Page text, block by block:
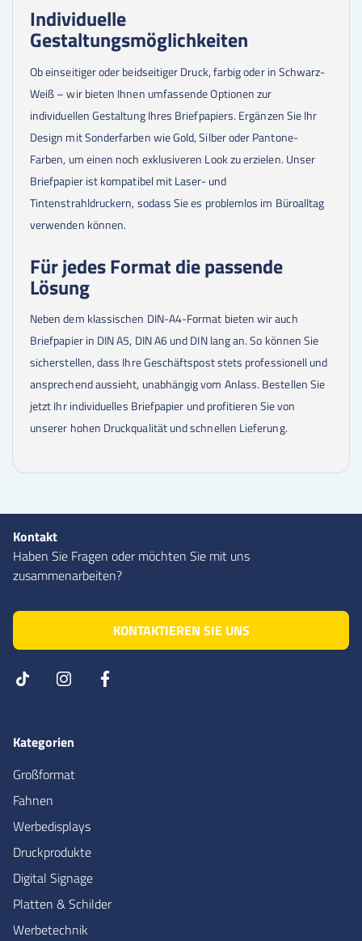
500000
Individuelle
Gestaltungsmöglichkeiten
Ob einseitiger oder beidseitiger Druck, farbig oder in Schwarz-
Weiß – wir bieten Ihnen umfassende Optionen zur
individuellen Gestaltung Ihres Briefpapiers. Ergänzen Sie Ihr
Design mit Sonderfarben wie Gold, Silber oder Pantone-
Farben, um einen noch exklusiveren Look zu erzielen. Unser
Briefpapier ist kompatibel mit Laser- und
Tintenstrahldruckern, sodass Sie es problemlos im Büroalltag
verwenden können.
Für jedes Format die passende
Lösung
Neben dem klassischen DIN-A4-Format bieten wir auch
Briefpapier in DIN A5, DIN A6 und DIN lang an. So können Sie
sicherstellen, dass Ihre Geschäftspost stets professionell und
ansprechend aussieht, unabhängig vom Anlass. Bestellen Sie
jetzt Ihr individuelles Briefpapier und profitieren Sie von
unserer hohen Druckqualität und schnellen Lieferung.
Kontakt
Haben Sie Fragen oder möchten Sie mit uns
zusammenarbeiten?
KONTAKTIEREN SIE UNS
Kategorien
Großformat
Fahnen
Werbedisplays
Druckprodukte
Digital Signage
Platten & Schilder
Werbetechnik